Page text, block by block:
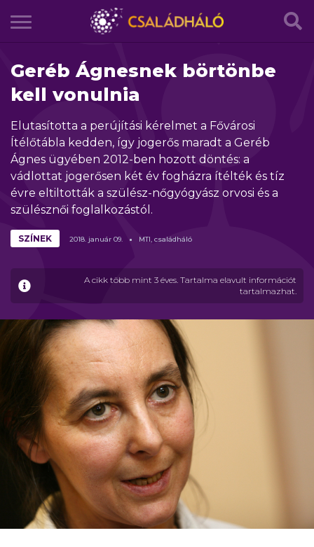
Geréb Ágnesnek börtönbe
kell vonulnia
Elutasította a perújítási kérelmet a Fővárosi
Ítélőtábla kedden, így jogerős maradt a Geréb
Ágnes ügyében 2012-ben hozott döntés: a
vádlottat jogerősen két év fogházra ítélték és tíz
évre eltiltották a szülész-nőgyógyász orvosi és a
szülésznői foglalkozástól.
A cikk több mint 3 éves. Tartalma elavult információt
tartalmazhat.
SZÍNEK 2018. január 09. MTI, családháló